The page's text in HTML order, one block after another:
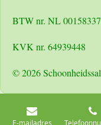
BTW nr. NL
KVK nr. 64939448
© 2026
E-mailadres